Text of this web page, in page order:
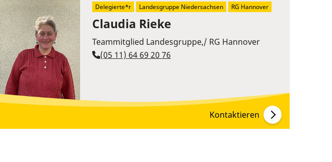
Delegierte*r Landesgruppe Niedersachsen RG Hannover
Claudia Rieke
Teammitglied Landesgruppe,/ RG Hannover
(05 11) 64 69 20 76
Kontaktieren